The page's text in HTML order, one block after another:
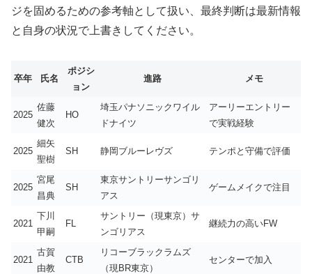
ジを固めるための参考軸として扱い、最終判断は最新情報
と自身の状況で上書きしてください。
卒年 氏名
ポジシ
ョン
進路 メモ
2025
佐藤
健次
HO
埼玉パナソニックワイル
ドナイツ
アーリーエントリー
で実戦経験
2025
細矢
聖樹
SH 静岡ブルーレヴズ テンポと守備で評価
2025
宮尾
昌典
SH
東京サントリーサンゴリ
アス
ゲームメイクで注目
2021
下川
甲嗣
FL
サントリー（現東京）サ
ンゴリアス
継続力の高いFW
2021
古賀
由教
CTB
リコーブラックラムズ
（現BR東京）
センターで加入